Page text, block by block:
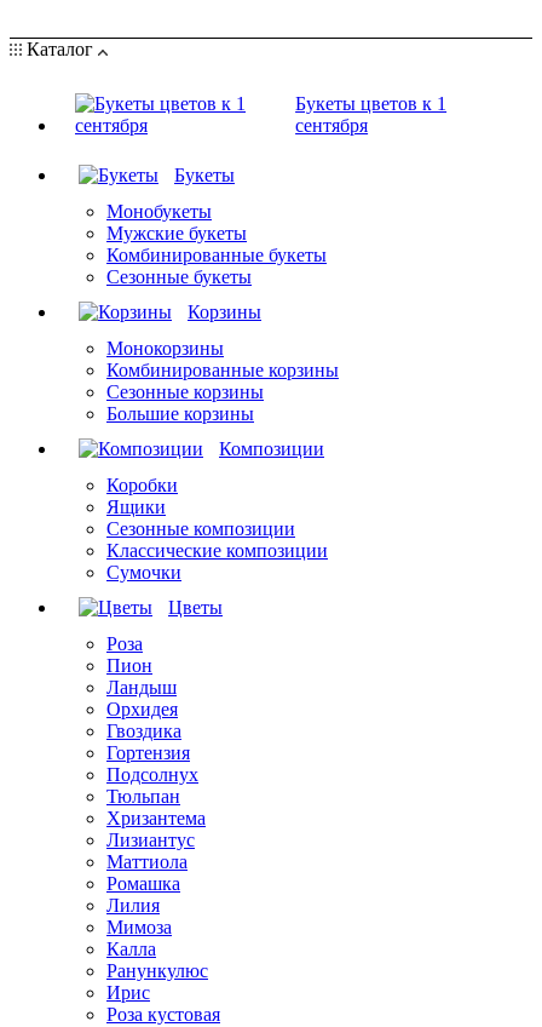
Каталог
Букеты цветов к 1
сентября
Букеты
Монобукеты
Мужские букеты
Комбинированные букеты
Сезонные букеты
Корзины
Монокорзины
Комбинированные корзины
Сезонные корзины
Большие корзины
Композиции
Коробки
Ящики
Сезонные композиции
Классические композиции
Сумочки
Цветы
Роза
Пион
Ландыш
Орхидея
Гвоздика
Гортензия
Подсолнух
Тюльпан
Хризантема
Лизиантус
Маттиола
Ромашка
Лилия
Мимоза
Калла
Ранункулюс
Ирис
Роза кустовая